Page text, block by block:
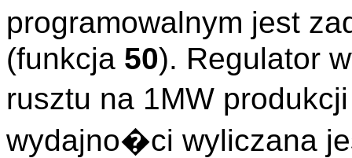
programowalnym jest
(funkcja 50). Regulator
rusztu na 1MW
wydajno�ci wyliczana